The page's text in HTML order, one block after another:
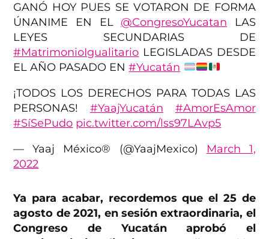
GANÓ HOY PUES SE VOTARON DE FORMA
ÚNANIME EN EL @CongresoYucatan LAS
LEYES SECUNDARIAS DE
#MatrimonioIgualitario LEGISLADAS DESDE
EL AÑO PASADO EN#Yucatán
¡TODOS LOS DERECHOS PARA TODAS LAS
PERSONAS! #YaajYucatán
#AmorEsAmor
#SíSePudo pic.twitter.com/lss97LAvp5
— Yaaj México® (@YaajMexico)
March 1,
2022
Ya para acabar, recordemos que el 25 de
agosto de 2021, en sesión extraordinaria, el
Congreso de Yucatán aprobó el